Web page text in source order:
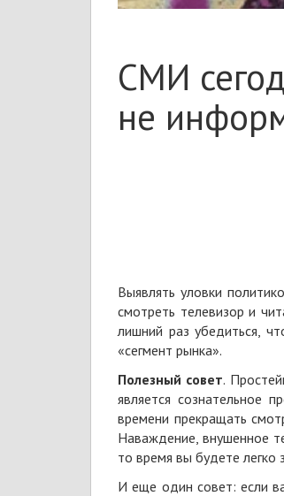
СМИ
не
Выявлять уловки
смотреть телевизор и
лишний раз убедиться,
«сегмент рынка».
Полезный совет.
является сознательное
времени прекращать
Наваждение, внушенное
то время вы будете легко
И еще один совет: если